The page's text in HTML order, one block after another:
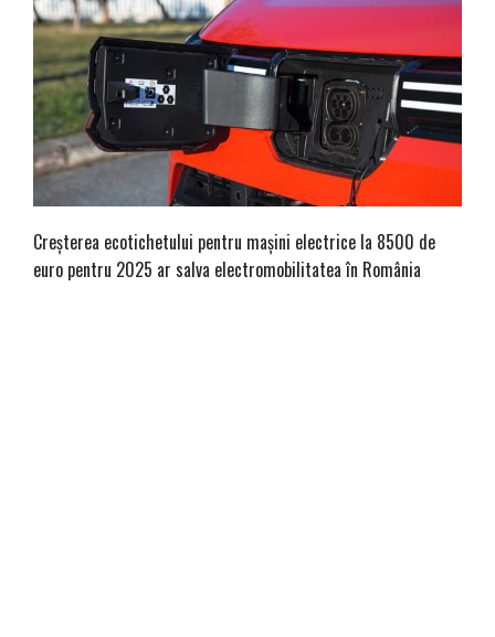
Creșterea ecotichetului pentru mașini electrice la 8500 de
euro pentru 2025 ar salva electromobilitatea în România